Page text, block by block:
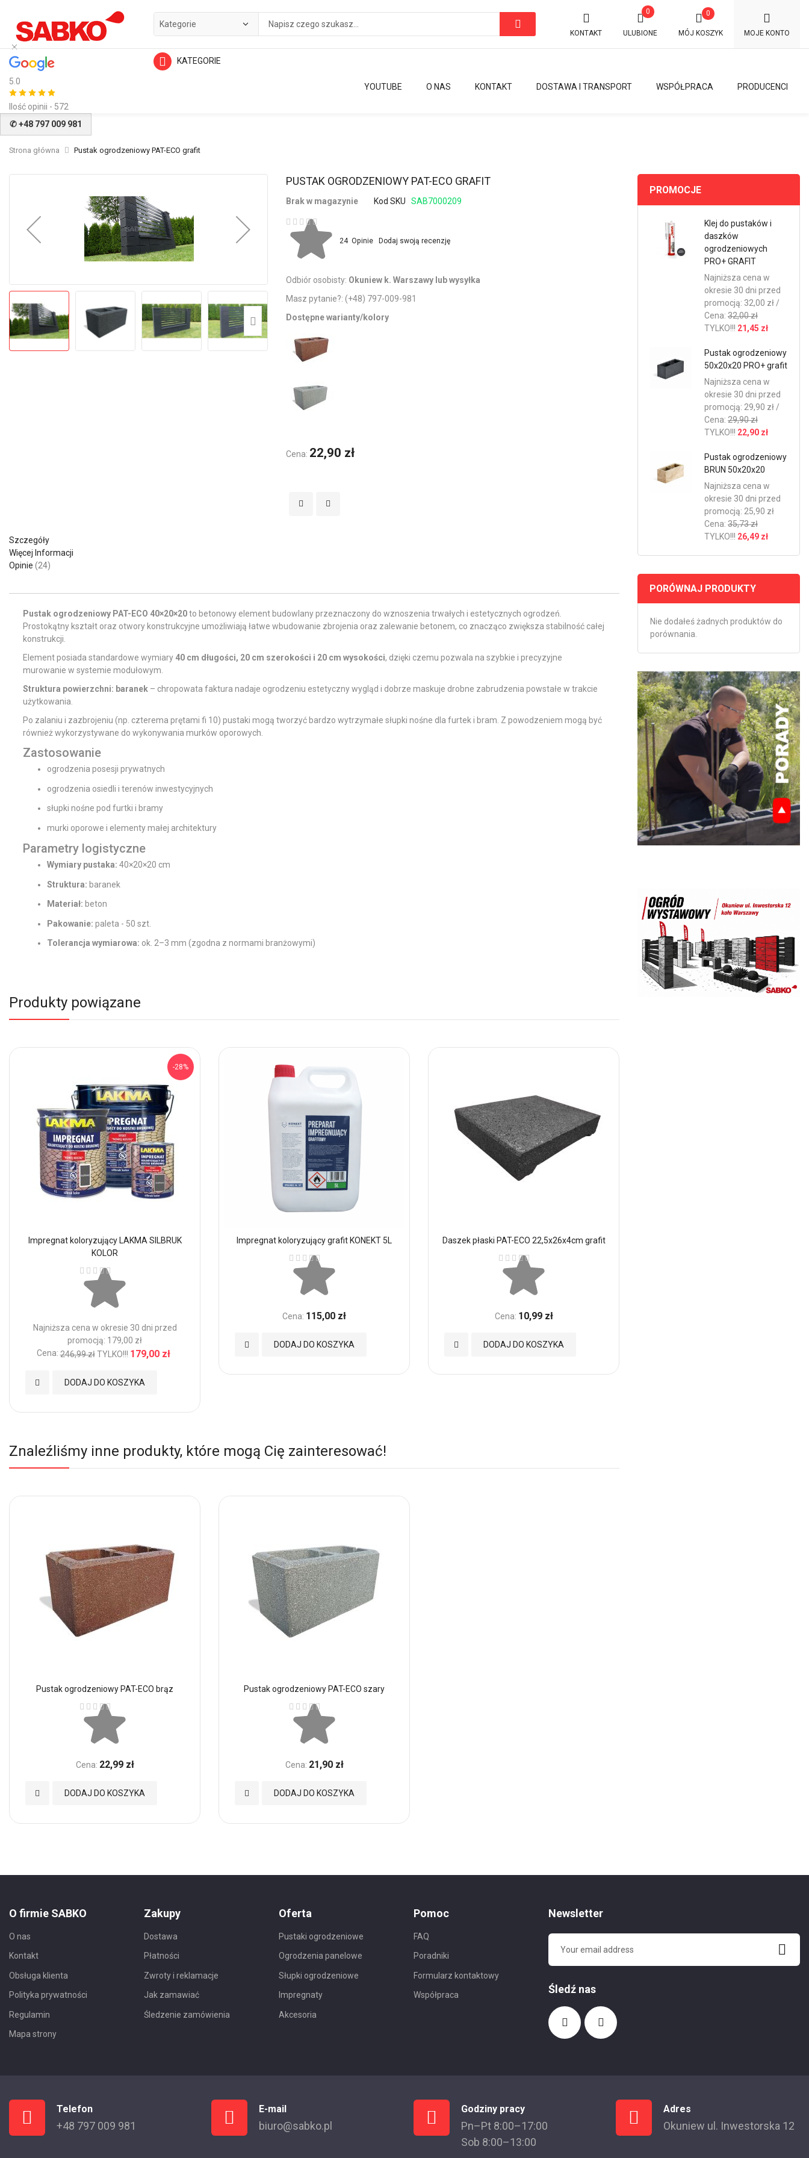
5.0
Ilość opinii - 572
KONTAKT
0
ULUBIONE MÓJ KOSZYK
0
MOJE KONTO
KATEGORIE
PRODUCENCI
WSPÓŁPRACA
DOSTAWA I TRANSPORT
KONTAKT
O NAS
YOUTUBE
✆ +48 797 009 981
Strona główna Pustak ogrodzeniowy PAT-ECO grafit
Przejdź
początek
galerii
PUSTAK OGRODZENIOWY PAT-ECO GRAFIT
Brak w magazynie Kod SKU
SAB7000209
Ocena:
24 Opinie Dodaj swoją recenzję
Odbiór osobisty: Okuniew k. Warszawy lub wysyłka
Masz pytanie?: (+48) 797-009-981
Dostępne warianty/kolory
Cena: 22,90 zł
Szczegóły
Więcej Informacji
Opinie
24
Pustak ogrodzeniowy PAT-ECO 40×20×20to betonowy element budowlany przeznaczony do wznoszenia trwałych i estetycznych ogrodzeń.
Prostokątny kształt oraz otwory konstrukcyjne umożliwiają łatwe wbudowanie zbrojenia oraz zalewanie betonem, co znacząco zwiększa stabilność całej
konstrukcji.
Element posiada standardowe wymiary 40 cm długości, 20 cm szerokości i 20 cm wysokości, dzięki czemu pozwala na szybkie i precyzyjne
murowanie w systemie modułowym.
Struktura powierzchni: baranek – chropowata faktura nadaje ogrodzeniu estetyczny wygląd i dobrze maskuje drobne zabrudzenia powstałe w trakcie
użytkowania.
Po zalaniu i zazbrojeniu (np. czterema prętami fi 10) pustaki mogą tworzyć bardzo wytrzymałe słupki nośne dla furtek i bram. Z powodzeniem mogą być
również wykorzystywane do wykonywania murków oporowych.
Zastosowanie
ogrodzenia posesji prywatnych
ogrodzenia osiedli i terenów inwestycyjnych
słupki nośne pod furtki i bramy
murki oporowe i elementy małej architektury
Parametry logistyczne
Wymiary pustaka: 40×20×20 cm
Struktura: baranek
Materiał: beton
Pakowanie: paleta - 50 szt.
Tolerancja wymiarowa: ok. 2–3 mm (zgodna z normami branżowymi)
Produkty powiązane
-28%
Impregnat koloryzujący LAKMA SILBRUK
KOLOR
Ocena:
Najniższa cena w okresie 30 dni przed
promocją: 179,00 zł
Cena: 246,99 zł TYLKO!!! 179,00 zł
DODAJ DO KOSZYKA
Dodaj
Impregnat koloryzujący grafit KONEKT 5L
Ocena:
Cena: 115,00 zł
DODAJ DO KOSZYKA
Dodaj
Daszek płaski PAT-ECO 22,5x26x4cm grafit
Ocena:
Cena: 10,99 zł
DODAJ DO KOSZYKA
Dodaj
Znaleźliśmy inne produkty, które mogą Cię zainteresować!
Pustak ogrodzeniowy PAT-ECO brąz
Ocena:
Cena: 22,99 zł
DODAJ DO KOSZYKA
Dodaj
Pustak ogrodzeniowy PAT-ECO szary
Ocena:
Cena: 21,90 zł
DODAJ DO KOSZYKA
Dodaj
PROMOCJE
Klej do pustaków i
daszków
ogrodzeniowych
PRO+ GRAFIT
Najniższa cena w
okresie 30 dni przed
promocją: 32,00 zł /
Cena: 32,00 zł
TYLKO!!! 21,45 zł
Pustak ogrodzeniowy
50x20x20 PRO+ grafit
Najniższa cena w
okresie 30 dni przed
promocją: 29,90 zł /
Cena: 29,90 zł
TYLKO!!! 22,90 zł
Pustak ogrodzeniowy
BRUN 50x20x20
Najniższa cena w
okresie 30 dni przed
promocją: 25,90 zł
Cena: 35,73 zł
TYLKO!!! 26,49 zł
PORÓWNAJ PRODUKTY
Nie dodałeś żadnych produktów do
porównania.
O firmie SABKO
O nas
Kontakt
Obsługa klienta
Polityka prywatności
Regulamin
Mapa strony
Zakupy
Dostawa
Płatności
Zwroty i reklamacje
Jak zamawiać
Śledzenie zamówienia
Oferta
Pustaki ogrodzeniowe
Ogrodzenia panelowe
Słupki ogrodzeniowe
Impregnaty
Akcesoria
Pomoc
FAQ
Poradniki
Formularz kontaktowy
Współpraca
Newsletter
Śledź nas
Telefon
+48 797 009 981
E-mail
biuro@sabko.pl
Godziny pracy
Pn–Pt 8:00–17:00
Sob 8:00–13:00
Adres
Okuniew ul. Inwestorska 12